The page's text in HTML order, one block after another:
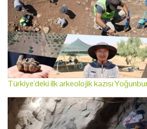
Türkiye'deki ilk arkeolojik kazısı